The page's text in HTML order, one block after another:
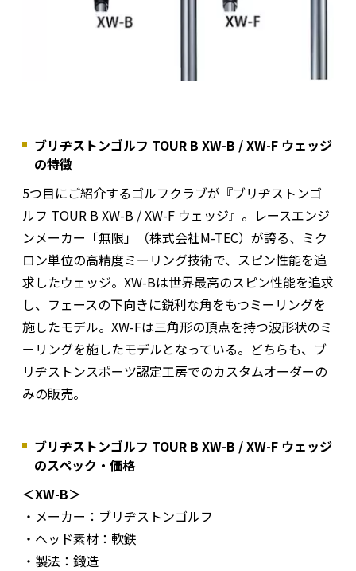
ブリヂストンゴルフ TOUR B XW-B / XW-F ウェッジ
の特徴
5つ目にご紹介するゴルフクラブが『ブリヂストンゴ
ルフ TOUR B XW-B / XW-F ウェッジ』。レースエンジ
ンメーカー「無限」（株式会社M-TEC）が誇る、ミク
ロン単位の高精度ミーリング技術で、スピン性能を追
求したウェッジ。XW-Bは世界最高のスピン性能を追求
し、フェースの下向きに鋭利な角をもつミーリングを
施したモデル。XW-Fは三角形の頂点を持つ波形状のミ
ーリングを施したモデルとなっている。どちらも、ブ
リヂストンスポーツ認定工房でのカスタムオーダーの
みの販売。
ブリヂストンゴルフ TOUR B XW-B / XW-F ウェッジ
のスペック・価格
＜XW-B＞
・メーカー：ブリヂストンゴルフ
・ヘッド素材：軟鉄
・製法：鍛造